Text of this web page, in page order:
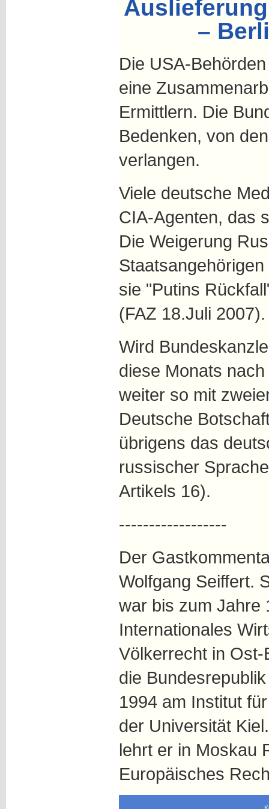
–
Die USA-
eine
Ermittlern. Die
Bedenken, von
verlangen.
Viele deutsche
CIA-Agenten, das
Die Weigerung
sie "Putins
(FAZ 18.Juli 2007).
Wird
diese Monats
weiter so mit
Deutsche
übrigens das
russischer
Artikels 16).
------------------
Der
Wolfgang Seiffert.
war bis zum Jahre
Internationales
Völkerrecht in
die
1994 am Institut
der Universität
lehrt er in Moskau
Europäisches